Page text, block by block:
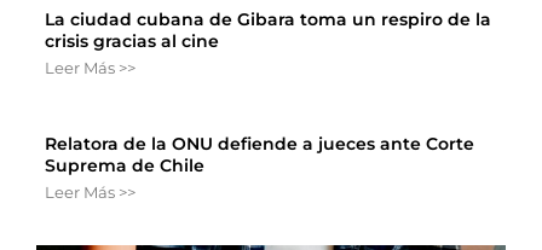
La ciudad cubana de Gibara toma un respiro de la
crisis gracias al cine
Leer Más >>
Relatora de la ONU defiende a jueces ante Corte
Suprema de Chile
Leer Más >>